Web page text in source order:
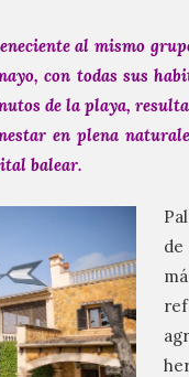
al mismo
con todas sus
de la playa,
en plena
balear.
de